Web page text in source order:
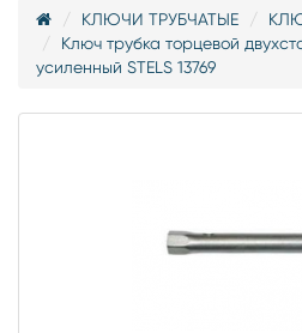
КЛЮЧИ ТРУБЧАТЫЕ
Ключ трубка торцевой
усиленный STELS 13769